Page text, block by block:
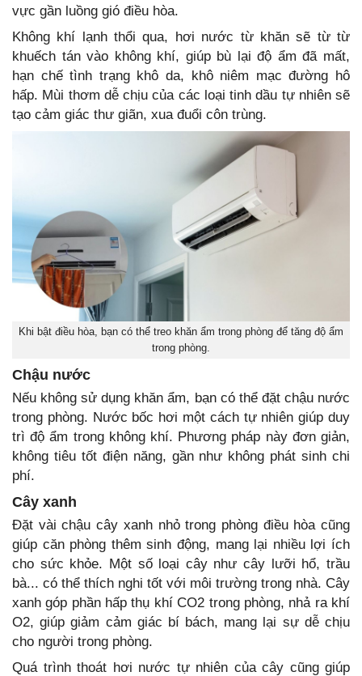
vực gần luồng gió điều hòa.
Không khí lạnh thổi qua, hơi nước từ khăn sẽ từ từ
khuếch tán vào không khí, giúp bù lại độ ẩm đã mất,
hạn chế tình trạng khô da, khô niêm mạc đường hô
hấp. Mùi thơm dễ chịu của các loại tinh dầu tự nhiên sẽ
tạo cảm giác thư giãn, xua đuổi côn trùng.
Khi bật điều hòa, bạn có thể treo khăn ẩm trong phòng để tăng độ ẩm
trong phòng.
Chậu nước
Nếu không sử dụng khăn ẩm, bạn có thể đặt chậu nước
trong phòng. Nước bốc hơi một cách tự nhiên giúp duy
trì độ ẩm trong không khí. Phương pháp này đơn giản,
không tiêu tốt điện năng, gần như không phát sinh chi
phí.
Cây xanh
Đặt vài chậu cây xanh nhỏ trong phòng điều hòa cũng
giúp căn phòng thêm sinh động, mang lại nhiều lợi ích
cho sức khỏe. Một số loại cây như cây lưỡi hổ, trầu
bà... có thể thích nghi tốt với môi trường trong nhà. Cây
xanh góp phần hấp thụ khí CO2 trong phòng, nhả ra khí
O2, giúp giảm cảm giác bí bách, mang lại sự dễ chịu
cho người trong phòng.
Quá trình thoát hơi nước tự nhiên của cây cũng giúp